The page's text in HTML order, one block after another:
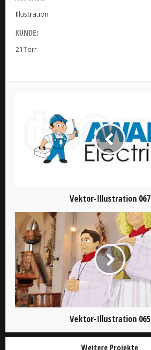
Illustration
KUNDE:
21Torr
Vektor-Illustration 067
Vektor-Illustration 065
Weitere Projekte